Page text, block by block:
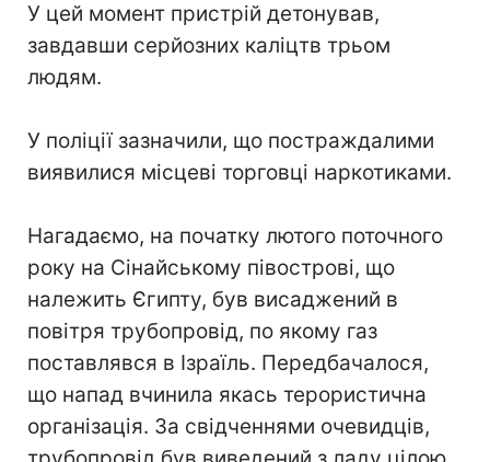
У цей момент пристрій детонував,
завдавши серйозних каліцтв трьом
людям.
У поліції зазначили, що постраждалими
виявилися місцеві торговці наркотиками.
Нагадаємо, на початку лютого поточного
року на Сінайському півострові, що
належить Єгипту, був висаджений в
повітря трубопровід, по якому газ
поставлявся в Ізраїль. Передбачалося,
що напад вчинила якась терористична
організація. За свідченнями очевидців,